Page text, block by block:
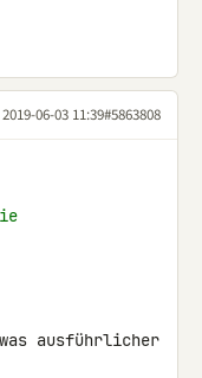
2019-06-03 11:39#5863808
ausführlicher